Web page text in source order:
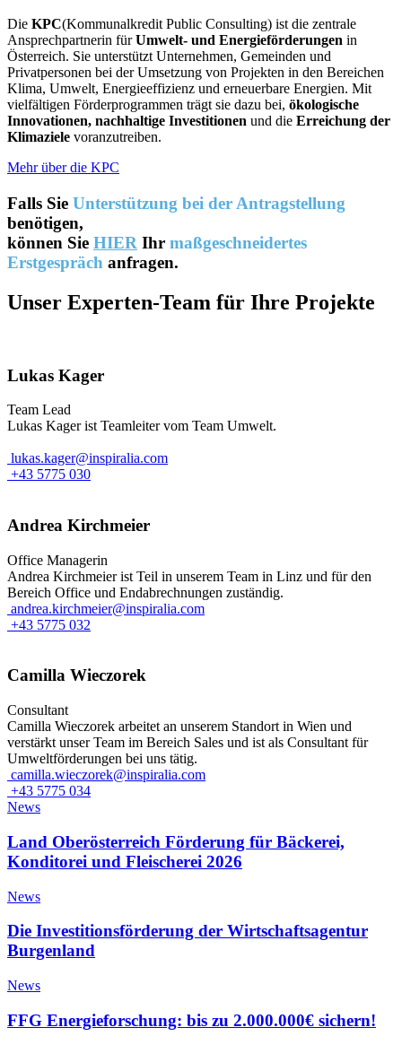
Die KPC(Kommunalkredit Public Consulting) ist die zentrale
Ansprechpartnerin fürUmwelt- und Energieförderungen in
Österreich. Sie unterstützt Unternehmen, Gemeinden und
Privatpersonen bei der Umsetzung von Projekten in den Bereichen
Klima, Umwelt, Energieeffizienz und erneuerbare Energien. Mit
vielfältigen Förderprogrammen trägt sie dazu bei, ökologische
Innovationen, nachhaltige Investitionen und die Erreichung der
Klimaziele voranzutreiben.
Mehr über die KPC
Falls Sie Unterstützung bei der Antragstellung
benötigen,
können Sie HIER Ihr maßgeschneidertes
Erstgespräch anfragen.
Unser Experten-Team für Ihre Projekte
Lukas Kager
Team Lead
Lukas Kager ist Teamleiter vom Team Umwelt.
lukas.kager@inspiralia.com
+43 5775 030
Andrea Kirchmeier
Office Managerin
Andrea Kirchmeier ist Teil in unserem Team in Linz und für den
Bereich Office und Endabrechnungen zuständig.
andrea.kirchmeier@inspiralia.com
+43 5775 032
Camilla Wieczorek
Consultant
Camilla Wieczorek arbeitet an unserem Standort in Wien und
verstärkt unser Team im Bereich Sales und ist als Consultant für
Umweltförderungen bei uns tätig.
camilla.wieczorek@inspiralia.com
+43 5775 034
News
Land Oberösterreich Förderung für Bäckerei,
Konditorei und Fleischerei 2026
News
Die Investitionsförderung der Wirtschaftsagentur
Burgenland
News
FFG Energieforschung: bis zu 2.000.000€ sichern!